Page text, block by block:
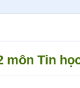
môn Tin